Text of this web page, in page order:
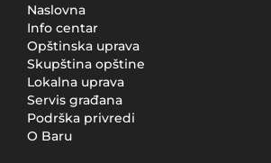
Naslovna
Info centar
Opštinska uprava
Skupština opštine
Lokalna uprava
Servis građana
Podrška privredi
O Baru